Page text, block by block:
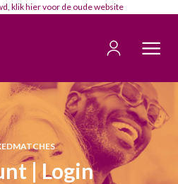
klikhiervoor de oude website
| Login